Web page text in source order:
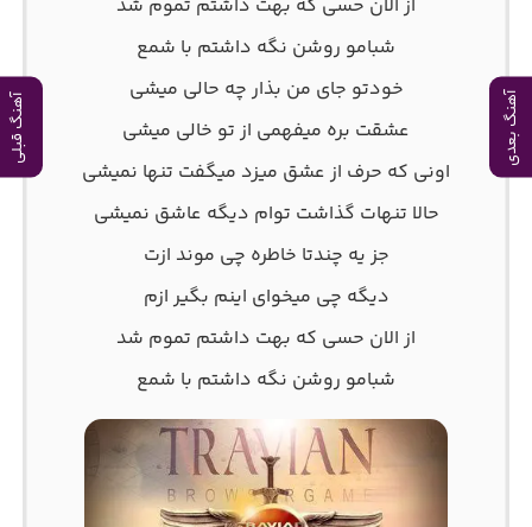
آهنگ بعدی آهنگ قبلی
از الان حسی که بهت داشتم تموم شد
شبامو روشن نگه داشتم با شمع
خودتو جای من بذار چه حالی میشی
عشقت بره میفهمی از تو خالی میشی
اونی که حرف از عشق میزد میگفت تنها نمیشی
حالا تنهات گذاشت توام دیگه عاشق نمیشی
جز یه چندتا خاطره چی موند ازت
دیگه چی میخوای اینم بگیر ازم
از الان حسی که بهت داشتم تموم شد
شبامو روشن نگه داشتم با شمع